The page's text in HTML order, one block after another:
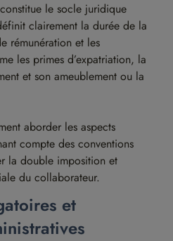
le socle juridique
clairement la durée de la
rémunération et les
les primes d’expatriation, la
et son ameublement ou la
aborder les aspects
compte des conventions
la double imposition et
du collaborateur.
et